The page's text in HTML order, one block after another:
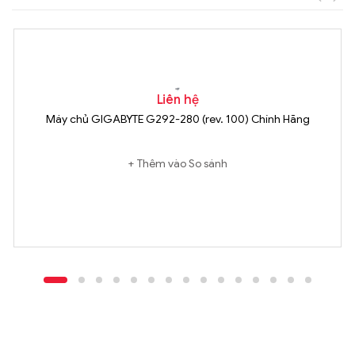
Liên hệ
Máy chủ GIGABYTE G292-280 (rev. 100) Chính Hãng
Thêm vào So sánh